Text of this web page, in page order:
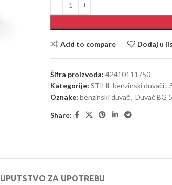
Add to compare Dodaj u
Šifra proizvoda: 42410111750
Kategorije: STIHL benzinski duvači,
Oznake: benzinski duvač, Duvač BG
Share:
UPUTSTVO ZA UPOTREBU